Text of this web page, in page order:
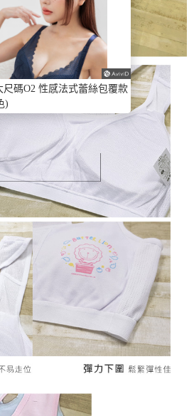
尺碼O2 性感法式蕾絲包覆款
)